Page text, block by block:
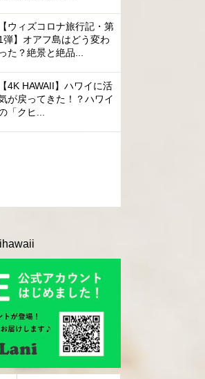
【ウィズコロナ旅行記・第
弾】オアフ島はどう変わ
った？絶景と絶品...
【4K HAWAII】ハワイに活
が戻ってきた！？ハワイ
「クヒ...